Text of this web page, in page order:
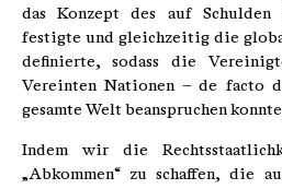
das Konzept des auf Schulden
festigte und gleichzeitig die
definierte, sodass die
Vereinten Nationen – de facto
gesamte Welt beanspruchen
Indem wir die
„Abkommen“ zu schaffen, die